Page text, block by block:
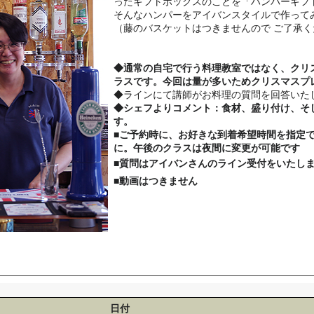
そんなハンパーをアイバンスタイルで作って
（藤のバスケットはつきませんので ご了承
◆通常の自宅で行う料理教室ではなく、クリ
ラスです。今回は量が多いためクリスマスプ
◆ラインにて講師がお料理の質問を回答いた
◆シェフよりコメント：食材、盛り付け、そ
す。
■ご予約時に、お好きな到着希望時間を指定
に。午後のクラスは夜間に変更が可能です
■質問はアイバンさんのライン受付をいたし
■動画はつきません
日付